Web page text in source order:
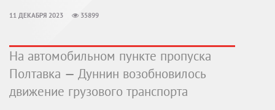
11 ДЕКАБРЯ 2023 35899
На автомобильном пункте пропуска
Полтавка — Дуннин возобновилось
движение грузового транспорта